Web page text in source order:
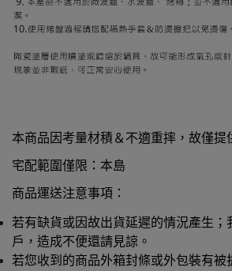
本商品因考量材積＆不適重摔，故僅提
宅配範圍僅限： 本島
商品運送注意事項：
若有缺貨或因故出貨延遲的情況產生；
戶，造成不便還請見諒。
若您收到的商品外箱封條或外包裝有被